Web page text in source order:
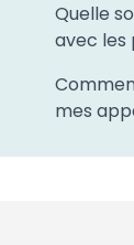
Quelle
avec les
mes